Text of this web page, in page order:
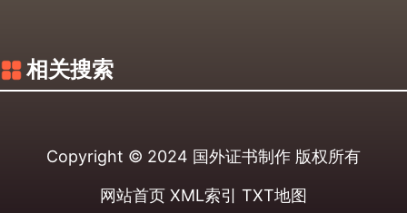
相关搜索
Copyright © 2024 国外证书制作 版权所有
网站首页 XML索引 TXT地图